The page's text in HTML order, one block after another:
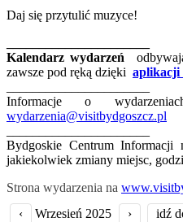
Daj się przytulić muzyce!
Kalendarz wydarzeń
zawsze pod ręką dzięki aplikacji
Informacje o
wydarzenia@visitbydgoszcz.pl
Bydgoskie Centrum Informacji
jakiekolwiek zmiany miejsc,
Strona wydarzenia na
‹
Wrzesień 2025 › idź